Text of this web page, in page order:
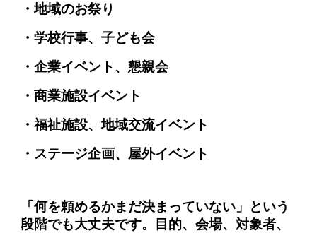
・地域のお祭り
・学校行事、子ども会
・企業イベント、懇親会
・商業施設イベント
・福祉施設、地域交流イベント
・ステージ企画、屋外イベント
「何を頼めるかまだ決まっていない」という
段階でも大丈夫です。目的、会場、対象者、